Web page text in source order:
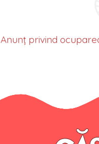
Anunț privind